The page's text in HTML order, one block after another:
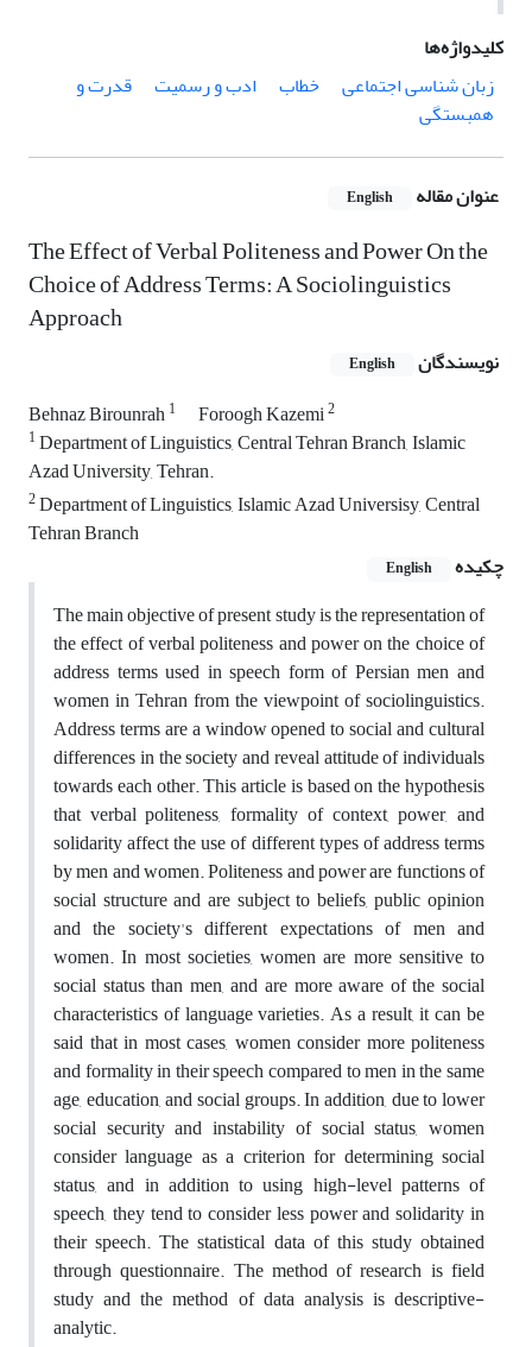
کلیدواژه‌ها
زبان شناسی اجتماعی
خطاب ادب و رسمیت
قدرت و
همبستگی
عنوان مقاله English
The Effect of Verbal Politeness and Power On the
Choice of Address Terms: A Sociolinguistics
Approach
نویسندگان English
Behnaz Birounrah1 Foroogh Kazemi2
1Department of Linguistics, Central Tehran Branch, Islamic
Azad University, Tehran.
2Department of Linguistics, Islamic Azad Universisy, Central
Tehran Branch
چکیده
English
The main objective of present study is the representation of
the effect of verbal politeness and power on the choice of
address terms used in speech form of Persian men and
women in Tehran from the viewpoint of sociolinguistics.
Address terms are a window opened to social and cultural
differences in the society and reveal attitude of individuals
towards each other. This article is based on the hypothesis
that verbal politeness, formality of context, power, and
solidarity affect the use of different types of address terms
by men and women. Politeness and power are functions of
social structure and are subject to beliefs, public opinion
and the society's different expectations of men and
women. In most societies, women are more sensitive to
social status than men, and are more aware of the social
characteristics of language varieties. As a result, it can be
said that in most cases, women consider more politeness
and formality in their speech compared to men in the same
age, education, and social groups. In addition, due to lower
social security and instability of social status, women
consider language as a criterion for determining social
status, and in addition to using high-level patterns of
speech, they tend to consider less power and solidarity in
their speech. The statistical data of this study obtained
through questionnaire. The method of research is field
study and the method of data analysis is descriptive-
analytic.